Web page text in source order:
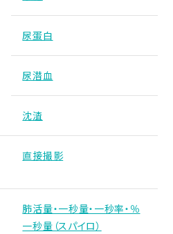
尿蛋白
尿潜血
沈渣
直接撮影
肺活量・一秒量・一秒率・％
一秒量（スパイロ）